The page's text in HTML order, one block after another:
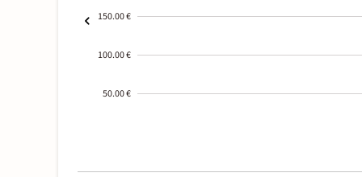
150.00 €
100.00 €
50.00 €
01-02